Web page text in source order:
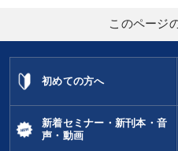
このページ
初めての方へ
新着セミナー・新刊本・音
声・動画